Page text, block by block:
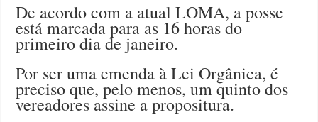
De acordo com a atual LOMA, a posse
está marcada para as 16 horas do
primeiro dia de janeiro.
Por ser uma emenda à Lei Orgânica, é
preciso que, pelo menos, um quinto dos
vereadores assine a propositura.